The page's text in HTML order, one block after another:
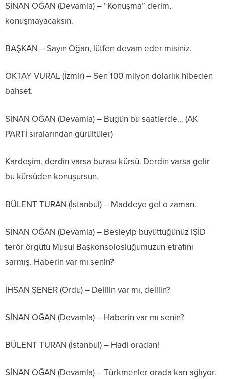
SİNAN OĞAN (Devamla) – “Konuşma” derim,
konuşmayacaksın.
BAŞKAN – Sayın Oğan, lütfen devam eder misiniz.
OKTAY VURAL (İzmir) – Sen 100 milyon dolarlık hibeden
bahset.
SİNAN OĞAN (Devamla) – Bugün bu saatlerde… (AK
PARTİ sıralarından gürültüler)
Kardeşim, derdin varsa burası kürsü. Derdin varsa gelir
bu kürsüden konuşursun.
BÜLENT TURAN (İstanbul) – Maddeye gel o zaman.
SİNAN OĞAN (Devamla) – Besleyip büyüttüğünüz IŞİD
terör örgütü Musul Başkonsolosluğumuzun etrafını
sarmış. Haberin var mı senin?
İHSAN ŞENER (Ordu) – Delilin var mı, delilin?
SİNAN OĞAN (Devamla) – Haberin var mı senin?
BÜLENT TURAN (İstanbul) – Hadi oradan!
SİNAN OĞAN (Devamla) – Türkmenler orada kan ağlıyor.